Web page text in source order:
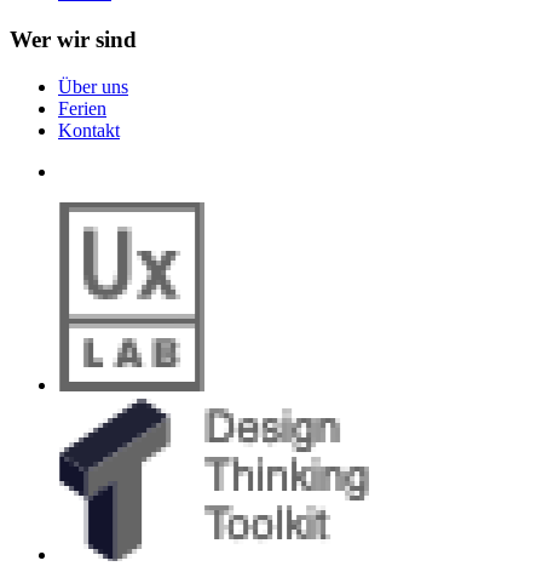
Wer wir sind
Über uns
Ferien
Kontakt